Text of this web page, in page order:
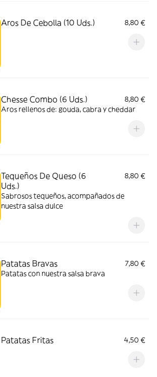
Aros De Cebolla (10 Uds.) 8,80 €
Chesse Combo (6 Uds.)
8,80 €
Aros rellenos de: gouda, cabra y cheddar
Tequeños De Queso (6
Uds.)
8,80 €
Sabrosos tequeños, acompañados de
nuestra salsa dulce
Patatas Bravas
7,80 €
Patatas con nuestra salsa brava
Patatas Fritas 4,50 €